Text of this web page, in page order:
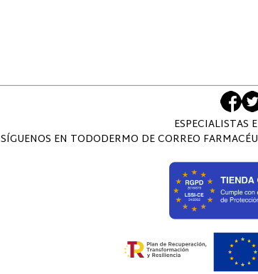
ESPECIALISTAS
SÍGUENOS EN TODODERMO DE CORREO